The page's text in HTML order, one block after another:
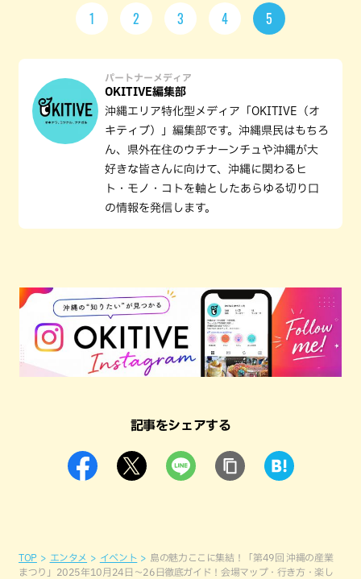
1 2 3 4 5
パートナーメディア
OKITIVE編集部
沖縄エリア特化型メディア「OKITIVE（オ
キティブ）」編集部です。沖縄県民はもちろ
ん、県外在住のウチナーンチュや沖縄が大
好きな皆さんに向けて、沖縄に関わるヒ
ト・モノ・コトを軸としたあらゆる切り口
の情報を発信します。
記事をシェアする
TOP エンタメ イベント
島の魅力ここに集結！「第49回 沖縄の産業
まつり」2025年10月24日〜26日徹底ガイド！会場マップ・行き方・楽し